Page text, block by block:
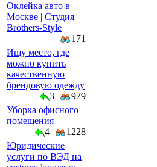
Оклейка авто в
Москве | Студия
Brothers-Style
171
Ищу место, где
можно купить
качественную
брендовую одежду
3
979
Уборка офисного
помещения
4
1228
Юридические
услуги по ВЭД на